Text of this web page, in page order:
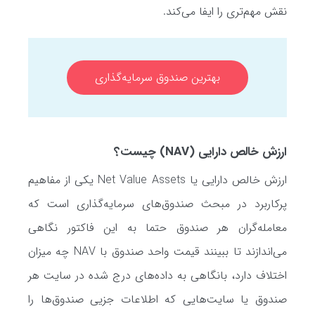
نقش مهم‌تری را ایفا می‌کند.
بهترین صندوق سرمایه‌گذاری
ارزش خالص دارایی (NAV) چیست؟
ارزش خالص دارایی یا Net Value Assets یکی از مفاهیم
پرکاربرد در مبحث صندوق‌های سرمایه‌گذاری است که
معامله‌گران هر صندوق حتما به این فاکتور نگاهی
می‌اندازند تا ببینند قیمت واحد صندوق با NAV چه میزان
اختلاف دارد، بانگاهی به داده‌های درج شده در سایت هر
صندوق یا سایت‌هایی که اطلاعات جزیی صندوق‌ها را